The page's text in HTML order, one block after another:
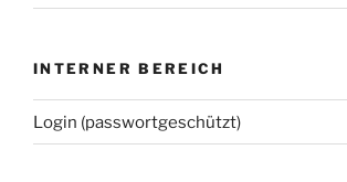
INTERNER BEREICH
Login (passwortgeschützt)